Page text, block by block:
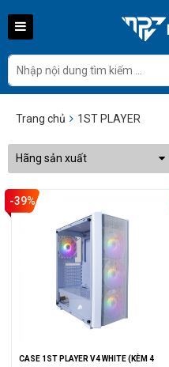
Trang chủ 1ST PLAYER
Hãng sản xuất
-39%
CASE 1ST PLAYER V4 WHITE (KÈM 4